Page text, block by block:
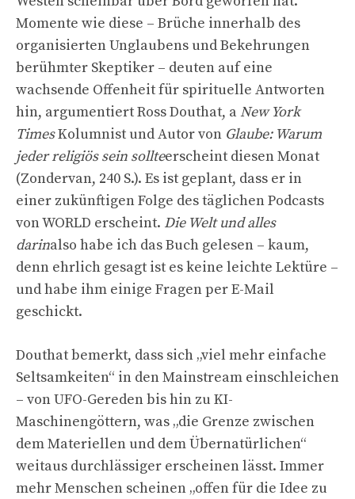
Momente wie diese – Brüche innerhalb des
organisierten Unglaubens und Bekehrungen
berühmter Skeptiker – deuten auf eine
wachsende Offenheit für spirituelle Antworten
hin, argumentiert Ross Douthat, aNew York
TimesKolumnist und Autor von Glaube: Warum
jeder religiös sein sollteerscheint diesen Monat
(Zondervan, 240 S.). Es ist geplant, dass er in
einer zukünftigen Folge des täglichen Podcasts
von WORLD erscheint. Die Welt und alles
darinalso habe ich das Buch gelesen – kaum,
denn ehrlich gesagt ist es keine leichte Lektüre –
und habe ihm einige Fragen per E-Mail
geschickt.
Douthat bemerkt, dass sich „viel mehr einfache
Seltsamkeiten“ in den Mainstream einschleichen
– von UFO-Gereden bis hin zu KI-
Maschinengöttern, was „die Grenze zwischen
dem Materiellen und dem Übernatürlichen“
weitaus durchlässiger erscheinen lässt. Immer
mehr Menschen scheinen „offen für die Idee zu